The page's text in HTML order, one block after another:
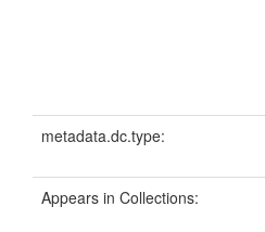
metadata.dc.type:
Appears in Collections: